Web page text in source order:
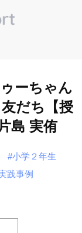
ーちゃん
だち【授
島 実侑
#小学２年生
践事例